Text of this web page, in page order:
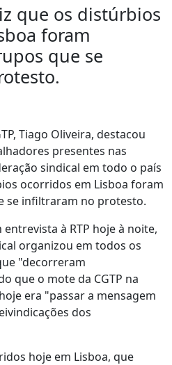
que os distúrbios
foram
que se
Tiago Oliveira, destacou
presentes nas
sindical em todo o país
ocorridos em Lisboa foram
se infiltraram no protesto.
à RTP hoje à noite,
organizou em todos os
"decorreram
que o mote da CGTP na
era "passar a mensagem
dos
hoje em Lisboa, que